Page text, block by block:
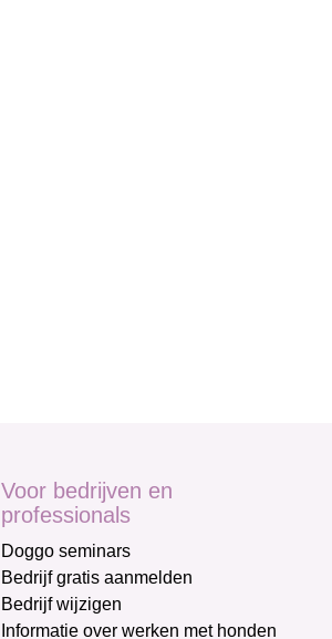
Voor bedrijven en
professionals
Doggo seminars
Bedrijf gratis aanmelden
Bedrijf wijzigen
Informatie over werken met honden